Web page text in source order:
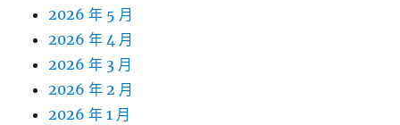
2026 年 5 月
2026 年 4 月
2026 年 3 月
2026 年 2 月
2026 年 1 月